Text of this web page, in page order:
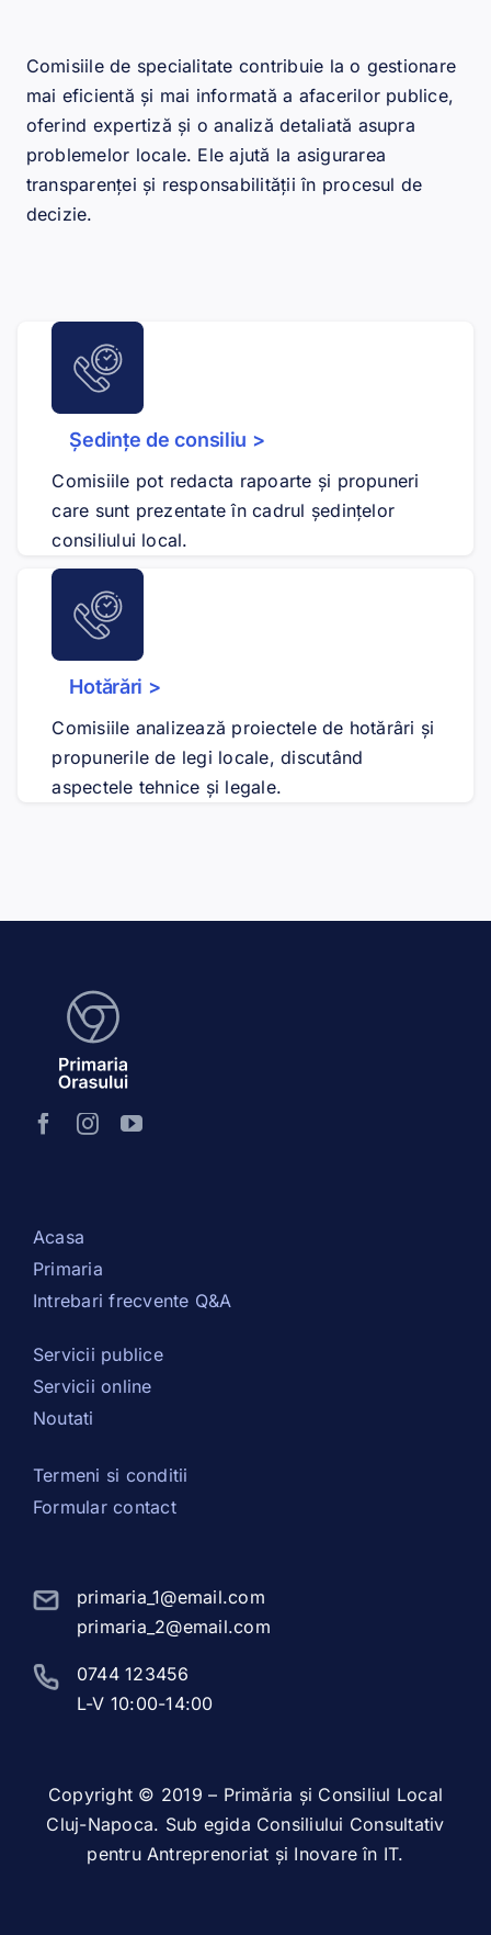
Comisiile de specialitate contribuie la o gestionare
mai eficientă și mai informată a afacerilor publice,
oferind expertiză și o analiză detaliată asupra
problemelor locale. Ele ajută la asigurarea
transparenței și responsabilității în procesul de
decizie.
Ședințe de consiliu >
Comisiile pot redacta rapoarte și propuneri
care sunt prezentate în cadrul ședințelor
consiliului local.
Hotărări >
Comisiile analizează proiectele de hotărâri și
propunerile de legi locale, discutând
aspectele tehnice și legale.
Acasa
Primaria
Intrebari frecvente Q&A
Servicii publice
Servicii online
Noutati
Termeni si conditii
Formular contact
primaria_1@email.com
primaria_2@email.com
0744 123456
L-V 10:00-14:00
Copyright © 2019 – Primăria și Consiliul Local
Cluj-Napoca. Sub egida Consiliului Consultativ
pentru Antreprenoriat și Inovare în IT.